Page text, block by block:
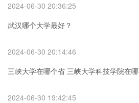
2024-06-30 20:36:25
武汉哪个大学最好？
2024-06-30 20:14:46
三峡大学在哪个省 三峡大学科技学院在哪
2024-06-30 19:42:45